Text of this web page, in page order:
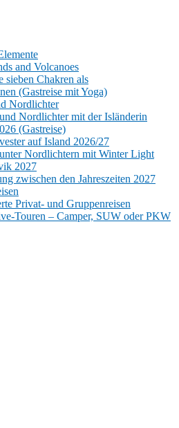
and Volcanoes
sieben Chakren als
(Gastreise mit Yoga)
Nordlichter
Nordlichter mit der Isländerin
(Gastreise)
auf Island 2026/27
Nordlichtern mit Winter Light
2027
zwischen den Jahreszeiten 2027
Privat- und Gruppenreisen
Touren – Camper, SUW oder PKW